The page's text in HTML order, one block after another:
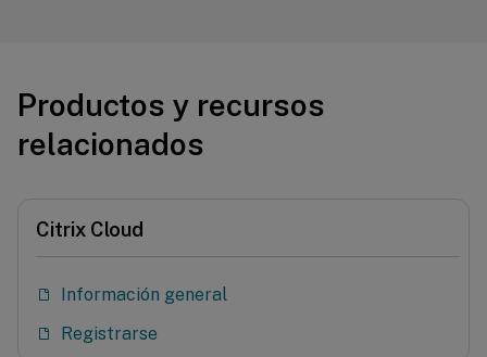
Productos y recursos
relacionados
Citrix Cloud
Información general
Registrarse